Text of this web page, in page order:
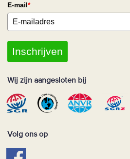
E-mail*
Inschrijven
Wij zijn aangesloten bij
Volg ons op